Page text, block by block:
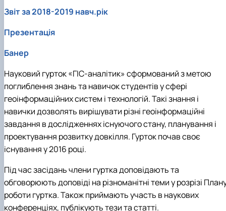
Звіт за 2018-2019 навч.рік
Презентація
Банер
Науковий гурток «ГІС-аналітик» сформований з метою
поглиблення знань та навичок студентів у сфері
геоінформаційних систем і технологій. Такі знання і
навички дозволять вирішувати різні геоінформаційні
завдання в дослідженнях існуючого стану, планування і
проектування розвитку довкілля. Гурток почав своє
існування у 2016 році.
Під час засідань члени гуртка доповідають та
обговорюють доповіді на різноманітні теми у розрізі
роботи гуртка. Також приймають участь в наукових
конференціях, публікують тези та статті.